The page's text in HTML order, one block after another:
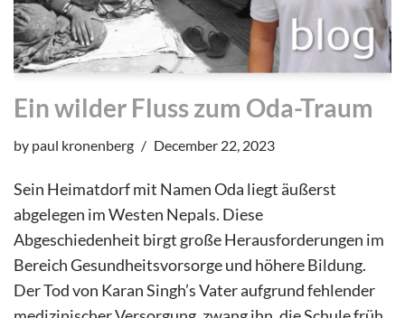
Ein wilder Fluss zum Oda-Traum
by paul kronenberg December 22, 2023
Sein Heimatdorf mit Namen Oda liegt äußerst
abgelegen im Westen Nepals. Diese
Abgeschiedenheit birgt große Herausforderungen im
Bereich Gesundheitsvorsorge und höhere Bildung.
Der Tod von Karan Singh’s Vater aufgrund fehlender